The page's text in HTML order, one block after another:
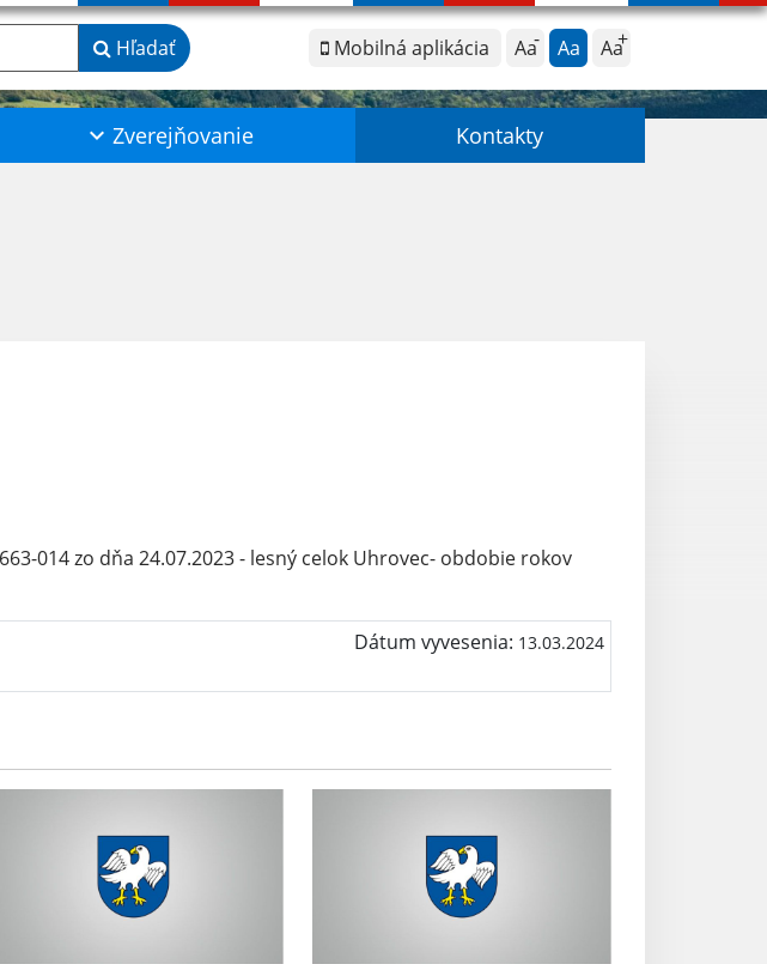
Mobilná aplikácia Aa Aa Aa
Hľadať
Zverejňovanie Kontakty
014 zo dňa 24.07.2023 - lesný celok Uhrovec- obdobie rokov
Dátum vyvesenia: 13.03.2024